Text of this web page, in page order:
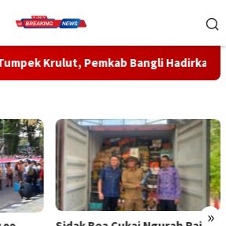
Bangli Hadirkan Pengobatan
»